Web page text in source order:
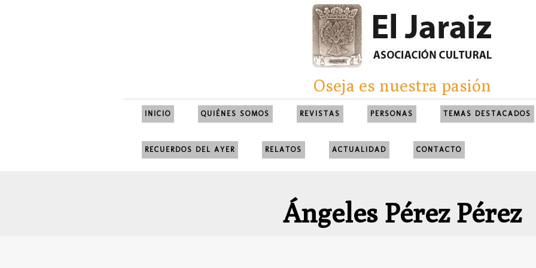
Oseja es nuestra pasión
INICIO QUIÉNES SOMOS REVISTAS PERSONAS TEMAS DESTACADOS
RECUERDOS DEL AYER RELATOS ACTUALIDAD CONTACTO
Ángeles Pérez Pérez